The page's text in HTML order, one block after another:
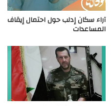
آراء سكان إدلب حول احتمال إيقاف
المساعدات